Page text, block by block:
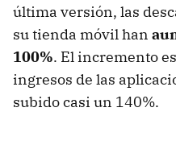
última versión, las
su tienda móvil han
100%. El incremento
ingresos de las
subido casi un 140%.